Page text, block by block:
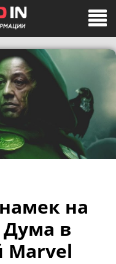
на
в
Marvel